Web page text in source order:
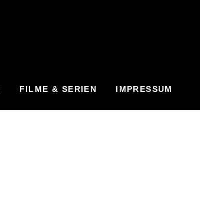
FILME & SERIEN IMPRESSUM